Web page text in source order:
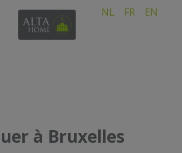
NL FR EN
à Bruxelles